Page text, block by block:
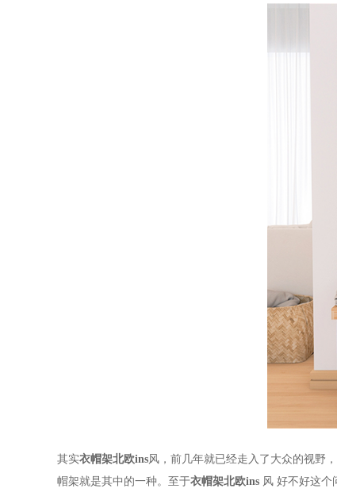
其实衣帽架北欧ins 风，前几年就已经走入了大众的视野，
帽架就是其中的一种。至于衣帽架北欧ins 风 好不好这个